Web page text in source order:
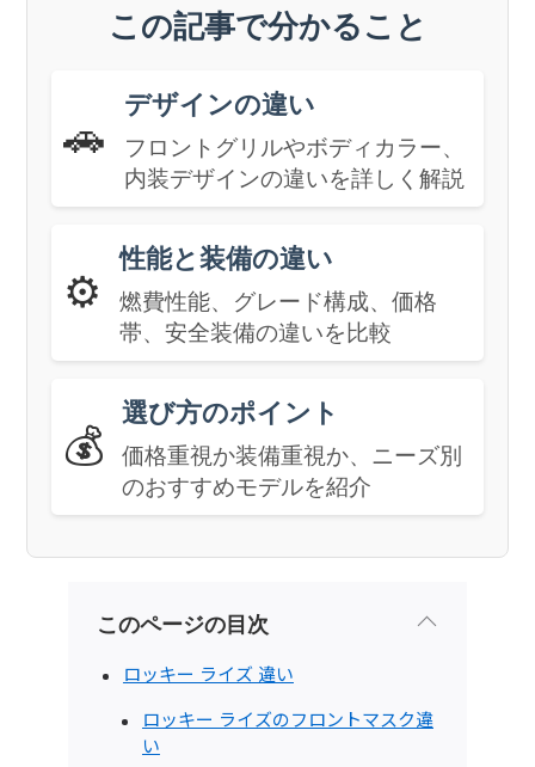
この記事で分かること
🚗
デザインの違い
フロントグリルやボディカラー、
内装デザインの違いを詳しく解説
⚙️
性能と装備の違い
燃費性能、グレード構成、価格
帯、安全装備の違いを比較
💰
選び方のポイント
価格重視か装備重視か、ニーズ別
のおすすめモデルを紹介
このページの目次
ロッキー ライズ 違い
ロッキー ライズのフロントマスク違
い